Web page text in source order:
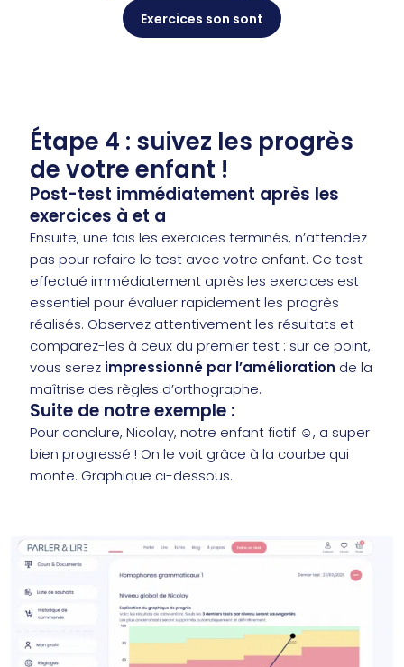
Exercices son sont
Étape 4 : suivez les progrès
de votre enfant !
Post-test immédiatement après les
exercices à et a
Ensuite, une fois les exercices terminés, n’attendez
pas pour refaire le test avec votre enfant. Ce test
effectué immédiatement après les exercices est
essentiel pour évaluer rapidement les progrès
réalisés. Observez attentivement les résultats et
comparez-les à ceux du premier test : sur ce point,
vous serez impressionné par l’amélioration de la
maîtrise des règles d’orthographe.
Suite de notre exemple :
Pour conclure, Nicolay, notre enfant fictif ☺️, a super
bien progressé ! On le voit grâce à la courbe qui
monte. Graphique ci-dessous.